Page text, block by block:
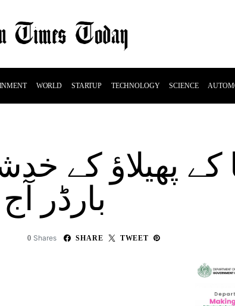
WORLD STARTUP TECHNOLOGY SCIENCE
کے پھیلاؤ کے
بارڈر
0 Shares SHARE TWEET